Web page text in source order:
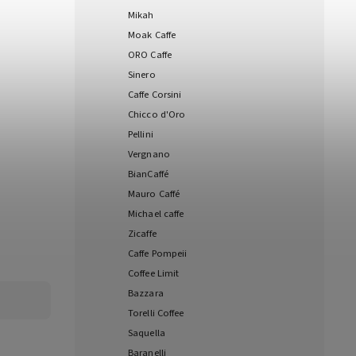
Mikah
Moak Caffe
ORO Caffe
Sinero
Caffe Corsini
Chicco d'Oro
Pellini
Vergnano
BianCaffé
Mauro Caffé
Michael caffe
Zicaffe
Caffe Pompeii
Coffee Limit
Bazzara
Torelli Coffee
Saquella
Baranelli